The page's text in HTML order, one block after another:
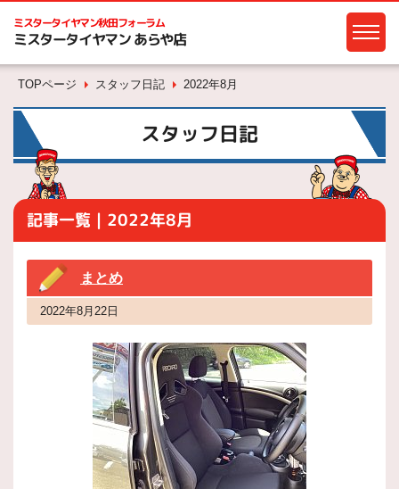
ミスタータイヤマン秋田フォーラム
ミスタータイヤマン あらや店
TOPページ スタッフ日記 2022年8月
スタッフ日記
記事一覧｜2022年8月
まとめ
2022年8月22日